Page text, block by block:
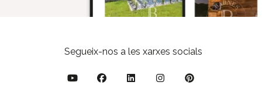
Segueix-nos a les xarxes socials